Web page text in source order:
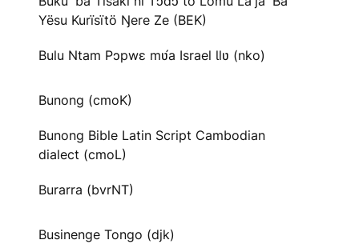
Yësu Kurïsïtö Ŋere Ze (BEK)
Bulu Ntam Pɔpwɛ mʋ́a Israel Ɩlʋ (nko)
Bunong (cmoK)
Bunong Bible Latin Script Cambodian
dialect (cmoL)
Burarra (bvrNT)
Businenge Tongo (djk)